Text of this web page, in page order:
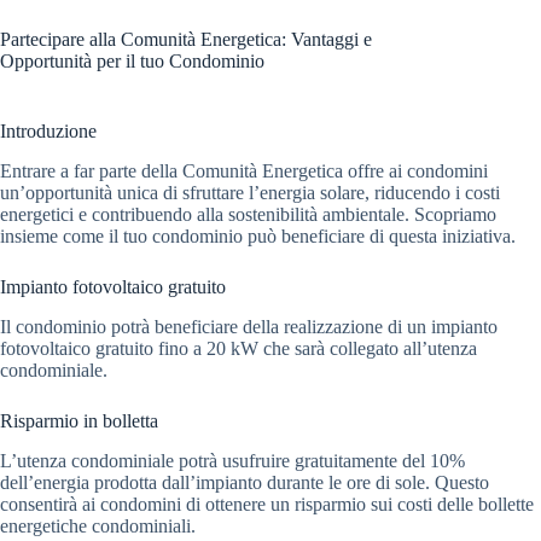
Partecipare alla Comunità Energetica: Vantaggi e
Opportunità per il tuo Condominio
Introduzione
Entrare a far parte della Comunità Energetica offre ai condomini
un’opportunità unica di sfruttare l’energia solare, riducendo i costi
energetici e contribuendo alla sostenibilità ambientale. Scopriamo
insieme come il tuo condominio può beneficiare di questa iniziativa.
Impianto fotovoltaico gratuito
Il condominio potrà beneficiare della realizzazione di un impianto
fotovoltaico gratuito fino a 20 kW che sarà collegato all’utenza
condominiale.
Risparmio in bolletta
L’utenza condominiale potrà usufruire gratuitamente del 10%
dell’energia prodotta dall’impianto durante le ore di sole. Questo
consentirà ai condomini di ottenere un risparmio sui costi delle bollette
energetiche condominiali.